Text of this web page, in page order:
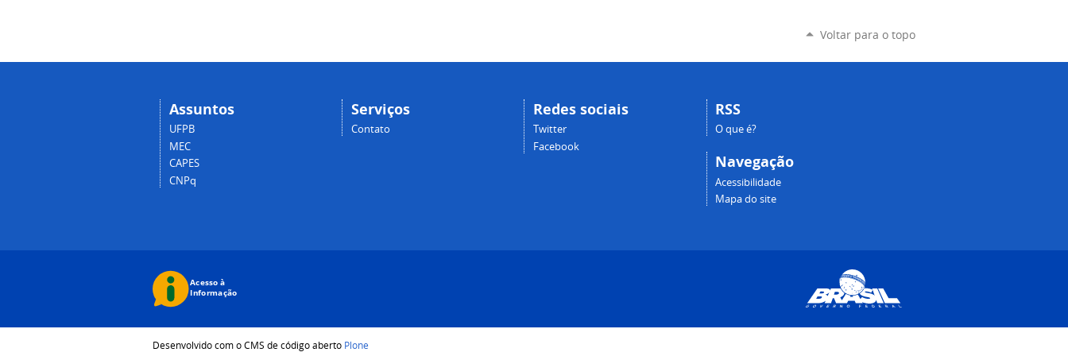
Voltar para o topo
Assuntos
UFPB
MEC
CAPES
CNPq
Serviços
Contato
Redes sociais
Twitter
Facebook
RSS
O que é?
Navegação
Acessibilidade
Mapa do site
Desenvolvido com o CMS de código aberto Plone